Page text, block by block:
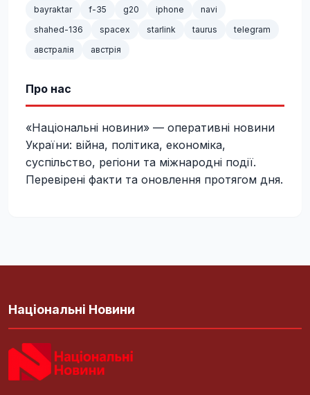
bayraktar f-35 g20 iphone
navi
shahed-136
spacex starlink taurus
telegram
австралія
австрія
Про нас
«Національні новини» — оперативні новини
України: війна, політика, економіка,
суспільство, регіони та міжнародні події.
Перевірені факти та оновлення протягом дня.
Національні Новини